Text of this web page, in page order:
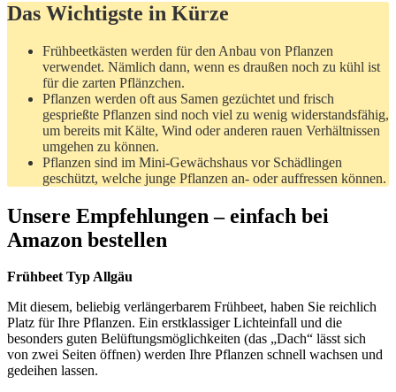
Das Wichtigste in Kürze
Frühbeetkästen werden für den Anbau von Pflanzen
verwendet. Nämlich dann, wenn es draußen noch zu kühl ist
für die zarten Pflänzchen.
Pflanzen werden oft aus Samen gezüchtet und frisch
gesprießte Pflanzen sind noch viel zu wenig widerstandsfähig,
um bereits mit Kälte, Wind oder anderen rauen Verhältnissen
umgehen zu können.
Pflanzen sind im Mini-Gewächshaus vor Schädlingen
geschützt, welche junge Pflanzen an- oder auffressen können.
Unsere Empfehlungen – einfach bei
Amazon bestellen
Frühbeet Typ Allgäu
Mit diesem, beliebig verlängerbarem Frühbeet, haben Sie reichlich
Platz für Ihre Pflanzen. Ein erstklassiger Lichteinfall und die
besonders guten Belüftungsmöglichkeiten (das „Dach“ lässt sich
von zwei Seiten öffnen) werden Ihre Pflanzen schnell wachsen und
gedeihen lassen.